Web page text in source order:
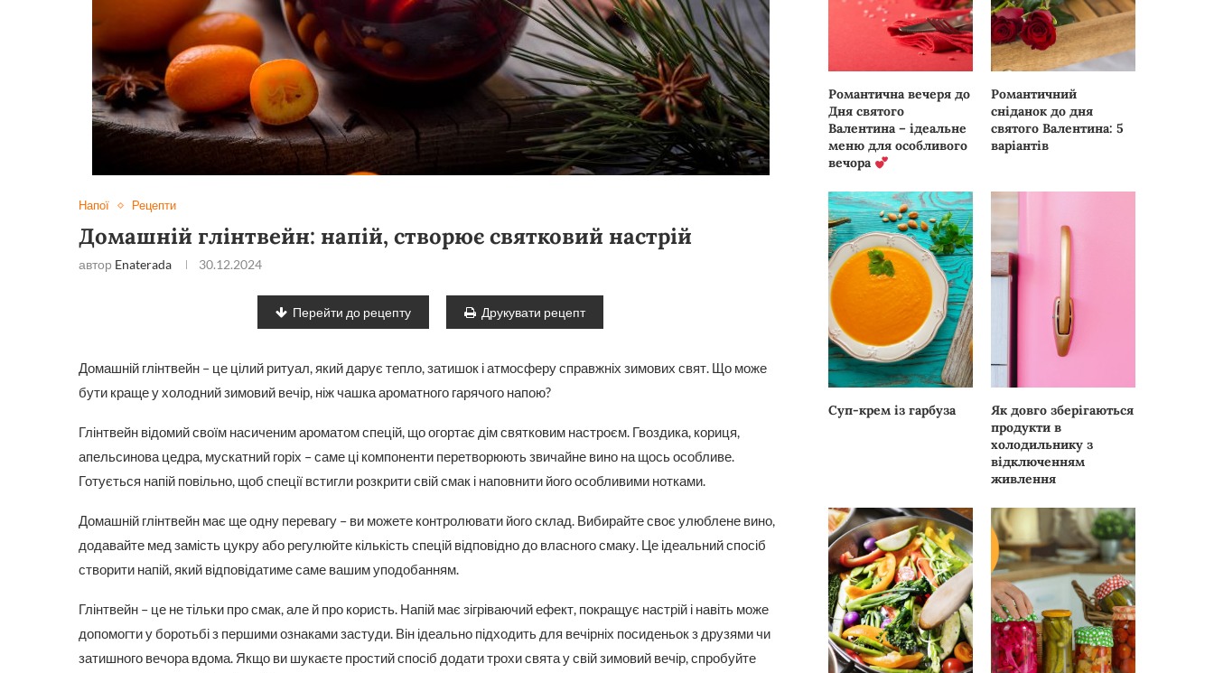
Напої Рецепти
Домашній глінтвейн: напій, створює святковий настрій
автор Enaterada 30.12.2024
Перейти до рецепту Друкувати рецепт
Домашній глінтвейн – це цілий ритуал, який дарує тепло, затишок і атмосферу справжніх зимових свят. Що може
бути краще у холодний зимовий вечір, ніж чашка ароматного гарячого напою?
Глінтвейн відомий своїм насиченим ароматом спецій, що огортає дім святковим настроєм. Гвоздика, кориця,
апельсинова цедра, мускатний горіх – саме ці компоненти перетворюють звичайне вино на щось особливе.
Готується напій повільно, щоб спеції встигли розкрити свій смак і наповнити його особливими нотками.
Домашній глінтвейн має ще одну перевагу – ви можете контролювати його склад. Вибирайте своє улюблене вино,
додавайте мед замість цукру або регулюйте кількість спецій відповідно до власного смаку. Це ідеальний спосіб
створити напій, який відповідатиме саме вашим уподобанням.
Глінтвейн – це не тільки про смак, але й про користь. Напій має зігріваючий ефект, покращує настрій і навіть може
допомогти у боротьбі з першими ознаками застуди. Він ідеально підходить для вечірніх посиденьок з друзями чи
затишного вечора вдома. Якщо ви шукаєте простий спосіб додати трохи свята у свій зимовий вечір, спробуйте
Романтична вечеря до
Дня святого
Валентина – ідеальне
меню для особливого
вечора
Романтичний
сніданок до дня
святого Валентина: 5
варіантів
Суп-крем із гарбуза
Як довго зберігаються
продукти в
холодильнику з
відключенням
живлення